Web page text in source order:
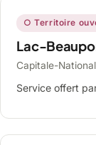
○ Territoire
Lac-
Capitale-
Service offert